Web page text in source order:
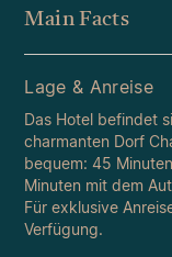
Main Facts
Lage & Anreise
Das Hotel befindet
charmanten Dorf
bequem: 45
Minuten mit dem
Für exklusive
Verfügung.